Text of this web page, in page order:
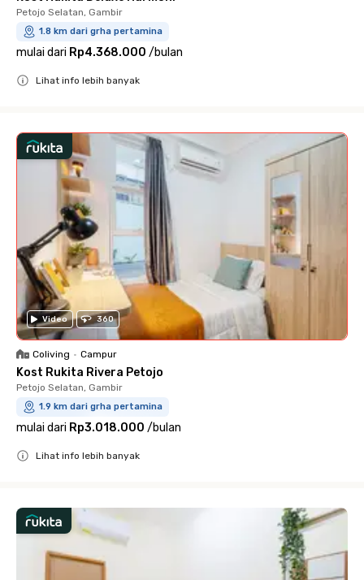
Petojo Selatan, Gambir
1.8 km dari grha pertamina
mulai dari Rp4.368.000 /bulan
Lihat info lebih banyak
Video 360
Coliving • Campur
Kost Rukita Rivera Petojo
Petojo Selatan, Gambir
1.9 km dari grha pertamina
mulai dari Rp3.018.000 /bulan
Lihat info lebih banyak